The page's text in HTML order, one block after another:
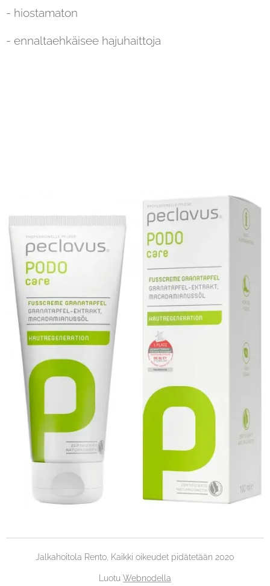
- hiostamaton
- ennaltaehkäisee hajuhaittoja
Jalkahoitola Rento, Kaikki oikeudet pidätetään 2020
Luotu Webnodella